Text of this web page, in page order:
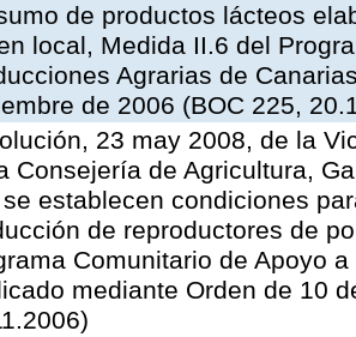
de productos lácteos
local, Medida II.6 del
Agrarias de
de 2006 (BOC 225,
23 may 2008, de la
Consejería de Agricultura,
establecen condiciones
de reproductores de
Comunitario de Apoyo
mediante Orden de 10